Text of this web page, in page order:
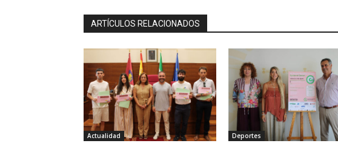
ARTÍCULOS RELACIONADOS
Actualidad Deportes